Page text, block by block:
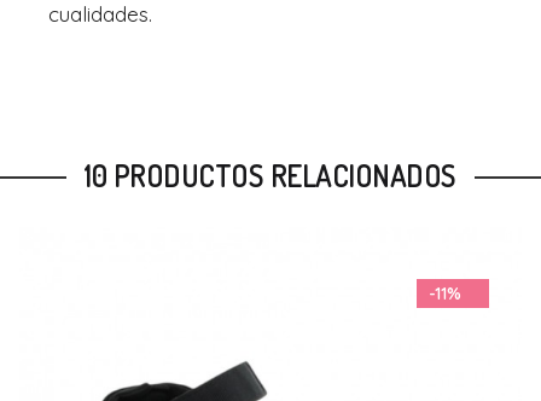
cualidades.
10 PRODUCTOS RELACIONADOS